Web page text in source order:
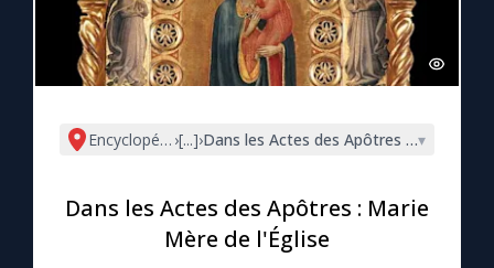
L'actualité de la semaine
La chaîne Youtube
La newsletter
La vidéo de la semaine
Encyclopédie mariale
›[...]›Dans les Actes des Apôtres : Marie
▾
Dans les Actes des Apôtres : Marie
Mère de l'Église